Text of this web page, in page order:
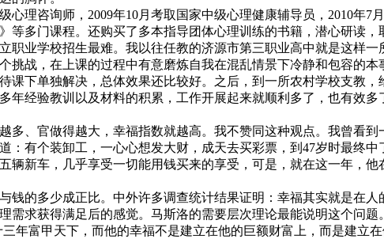
心理咨询师，2009年10月考取国家中级心理健康辅导员，2010年
等多门课程。还购买了多本指导团体心理训练的书籍，潜心研读，
职业学校招生最难。我以往任教的济源市第三职业高中就是这样
挑战，在上课的过程中有意磨炼自我在混乱情景下冷静和包容的
课下单独解决，总体效果还比较好。之后，到一所农村学校支教
年经验教训以及材料的积累，工作开展起来就顺利多了，也有效多
、官做得越大，幸福指数就越高。我不赞同这种观点。我曾看
：有个装卸工，一心心想发大财，成天去买彩票，到47岁时最终
辆新车，几乎享受一切能用钱买来的享受，可是，就在这一年，
钱的多少成正比。中外许多调查统计结果证明：幸福其实就是在
需求获得满足后的感觉。马斯洛的需要层次理论最能说明这个问题。
年富甲天下，而他的幸福不是建立在他的巨额财富上，而是建立